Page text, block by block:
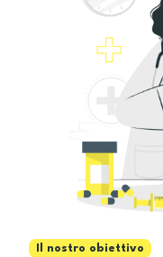
Il nostro obiettivo